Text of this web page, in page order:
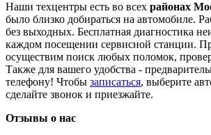
Наши техцентры есть во всех районах
было близко добираться на автомобиле.
без выходных. Бесплатная диагностика
каждом посещении сервисной станции.
осуществим поиск любых поломок,
Также для вашего удобства -
телефону! Чтобы записаться, выберите
сделайте звонок и приезжайте.
Отзывы о нас